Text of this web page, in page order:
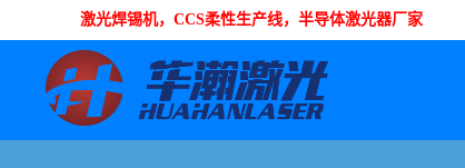
激光焊锡机，CCS柔性生产线，半导体激光器厂家